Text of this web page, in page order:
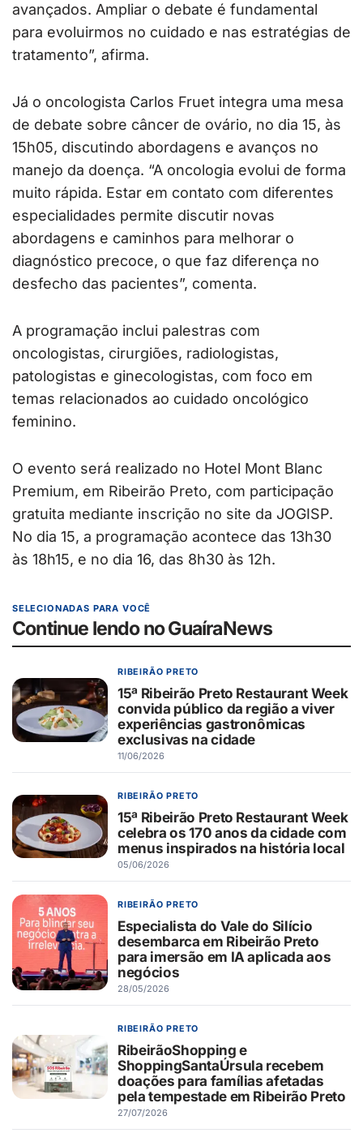
avançados. Ampliar o debate é fundamental
para evoluirmos no cuidado e nas estratégias de
tratamento”, afirma.
Já o oncologista Carlos Fruet integra uma mesa
de debate sobre câncer de ovário, no dia 15, às
15h05, discutindo abordagens e avanços no
manejo da doença. “A oncologia evolui de forma
muito rápida. Estar em contato com diferentes
especialidades permite discutir novas
abordagens e caminhos para melhorar o
diagnóstico precoce, o que faz diferença no
desfecho das pacientes”, comenta.
A programação inclui palestras com
oncologistas, cirurgiões, radiologistas,
patologistas e ginecologistas, com foco em
temas relacionados ao cuidado oncológico
feminino.
O evento será realizado no Hotel Mont Blanc
Premium, em Ribeirão Preto, com participação
gratuita mediante inscrição no site da JOGISP.
No dia 15, a programação acontece das 13h30
às 18h15, e no dia 16, das 8h30 às 12h.
SELECIONADAS PARA VOCÊ
Continue lendo no GuaíraNews
RIBEIRÃO PRETO
15ª Ribeirão Preto Restaurant Week
convida público da região a viver
experiências gastronômicas
exclusivas na cidade
11/06/2026
RIBEIRÃO PRETO
15ª Ribeirão Preto Restaurant Week
celebra os 170 anos da cidade com
menus inspirados na história local
05/06/2026
RIBEIRÃO PRETO
Especialista do Vale do Silício
desembarca em Ribeirão Preto
para imersão em IA aplicada aos
negócios
28/05/2026
RIBEIRÃO PRETO
RibeirãoShopping e
ShoppingSantaÚrsula recebem
doações para famílias afetadas
pela tempestade em Ribeirão Preto
27/07/2026